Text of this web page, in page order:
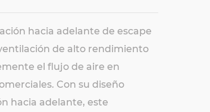
hacia adelante de escape
de alto rendimiento
el flujo de aire en
Con su diseño
hacia adelante, este